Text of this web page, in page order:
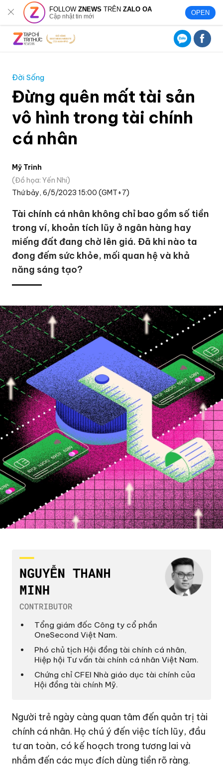
FOLLOWZNEWS TRÊNZALO OA
Cập nhật tin mới OPEN
Đời Sống
Đừng quên mất tài sản
vô hình trong tài chính
cá nhân
Mỹ Trinh
Đồ họa: Yến Nhi
Thứ bảy, 6/5/2023 15:00 (GMT+7)
Tài chính cá nhân không chỉ bao gồm số tiền
trong ví, khoản tích lũy ở ngân hàng hay
miếng đất đang chờ lên giá. Đã khi nào ta
đong đếm sức khỏe, mối quan hệ và khả
năng sáng tạo?
Tổng giám đốc Công ty cổ phần
OneSecond Việt Nam.
Phó chủ tịch Hội đồng tài chính cá nhân,
Hiệp hội Tư vấn tài chính cá nhân Việt Nam.
Chứng chỉ CFEI Nhà giáo dục tài chính của
Hội đồng tài chính Mỹ.
Người trẻ ngày càng quan tâm đến quản trị tài
chính cá nhân. Họ chú ý đến việc tích lũy, đầu
tư an toàn, có kế hoạch trong tương lai và
nhắm đến các mục đích dùng tiền rõ ràng.